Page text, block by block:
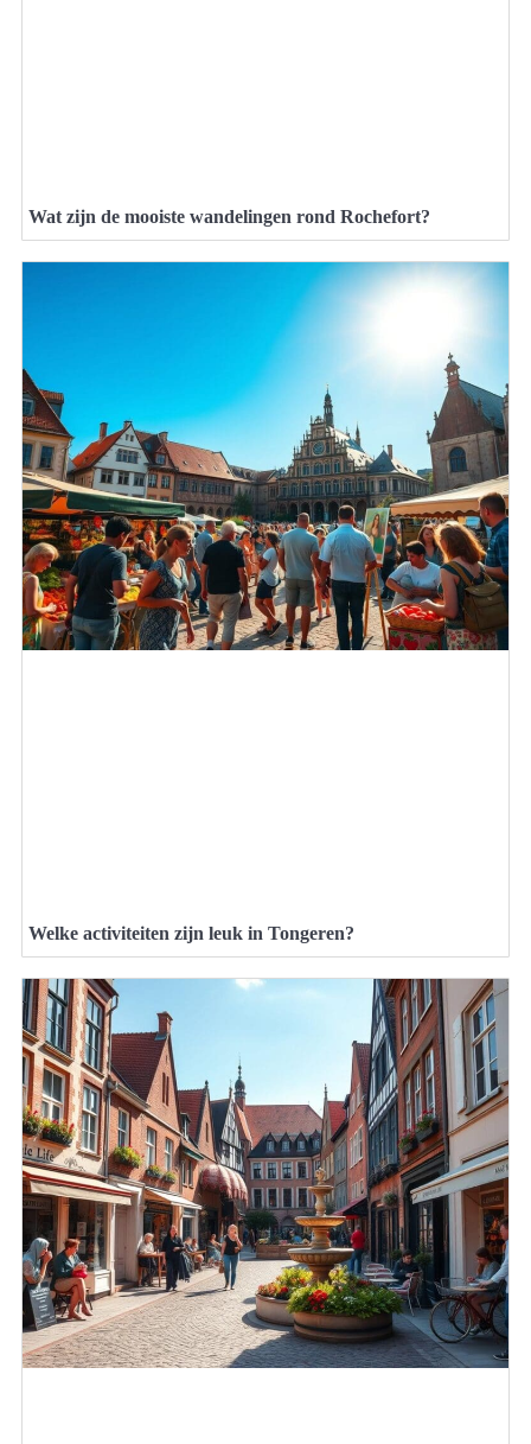
Wat zijn de mooiste wandelingen rond Rochefort?
Welke activiteiten zijn leuk in Tongeren?